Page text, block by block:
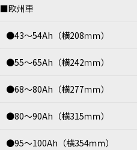
■欧州車
●43～54Ah（横208ｍｍ）
●55～65Ah（横242ｍｍ）
●68～80Ah（横277ｍｍ）
●80～90Ah（横315ｍｍ）
●95～100Ah（横354ｍｍ）